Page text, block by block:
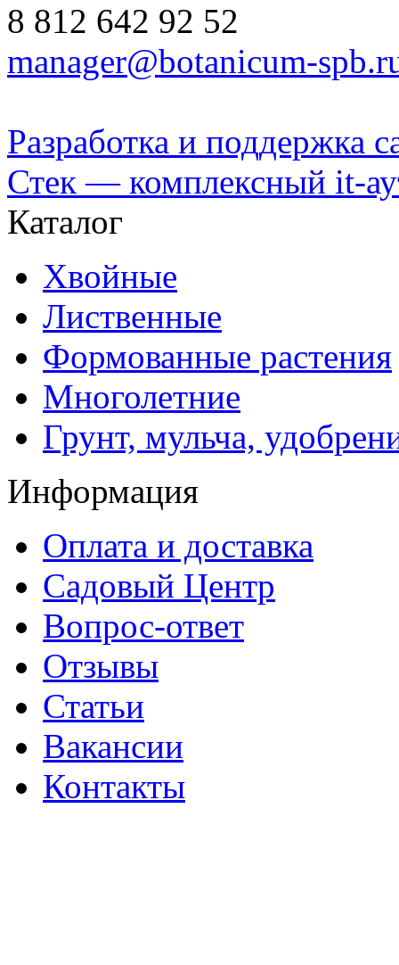
8 812 642 92 52
manager@botanicum-
Разработка и поддержка
Стек — комплексный it-
Каталог
Хвойные
Лиственные
Формованные растения
Многолетние
Грунт, мульча,
Информация
Оплата и доставка
Садовый Центр
Вопрос-ответ
Отзывы
Статьи
Вакансии
Контакты